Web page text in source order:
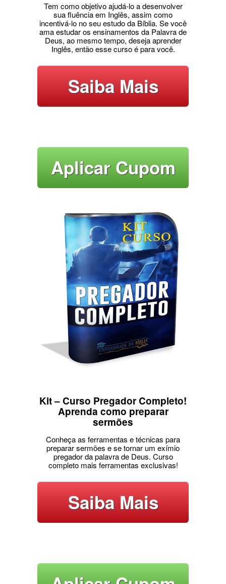
Tem como objetivo ajudá-lo a desenvolver
sua fluência em Inglês, assim como
incentivá-lo no seu estudo da Bíblia. Se você
ama estudar os ensinamentos da Palavra de
Deus, ao mesmo tempo, deseja aprender
Inglês, então esse curso é para você.
Saiba Mais
Aplicar Cupom
Kit – Curso Pregador Completo!
Aprenda como preparar
sermões
Conheça as ferramentas e técnicas para
preparar sermões e se tornar um exímio
pregador da palavra de Deus. Curso
completo mais ferramentas exclusivas!
Saiba Mais